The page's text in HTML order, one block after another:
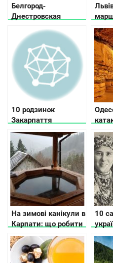
Белгород-
Днестровская
крепость
10 родзинок
Закарпаття
На зимові канікули в
Карпати: що робити
10
груп